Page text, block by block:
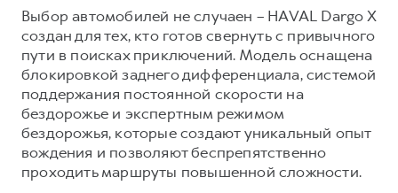
от 3 449 000 ₽
Корпоративным клиентам
Крупным корпоративным клиентам
Система управления автопарком GWM Fleet
Сервис для корпоративных клиентов
HAVAL Лизинг
АКСЕССУАРЫ HAVAL
Программа «HAVAL Защита+»
Руководства по эксплуатации
Подписки
АКСЕССУАРЫ HAVAL
Автомобильные аксессуары
Коллекция CITY
Выбор автомобилей не случаен – HAVAL Dargo X
создан для тех, кто готов свернуть с привычного
пути в поисках приключений. Модель оснащена
блокировкой заднего дифференциала, системой
поддержания постоянной скорости на
бездорожье и экспертным режимом
бездорожья, которые создают уникальный опыт
вождения и позволяют беспрепятственно
проходить маршруты повышенной сложности.